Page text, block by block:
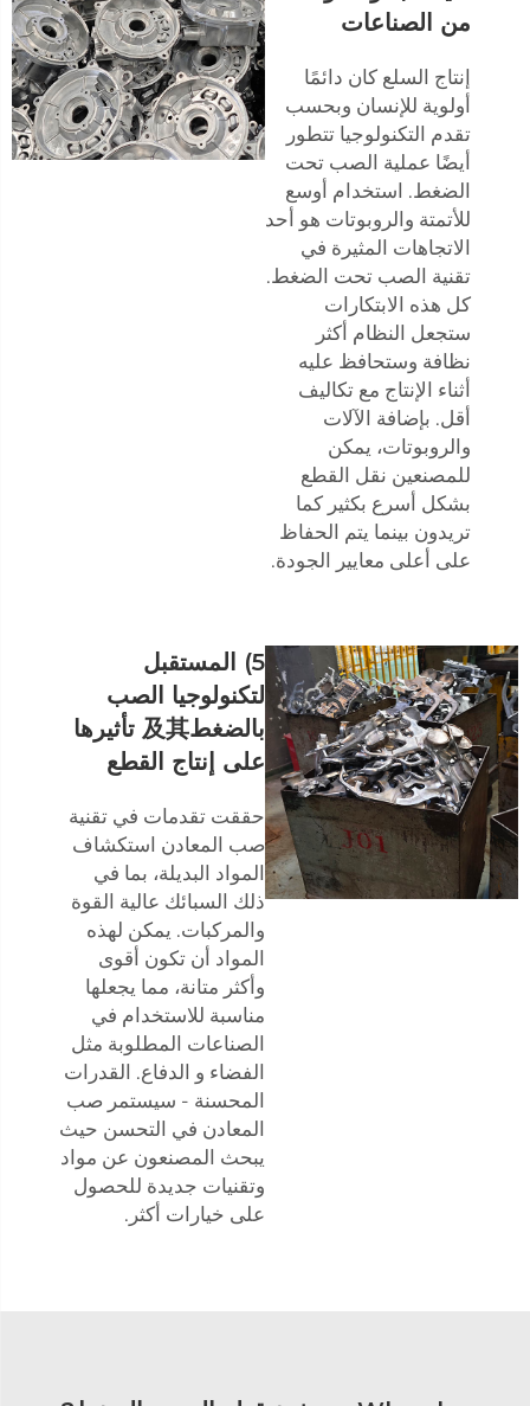
من الصناعات
إنتاج السلع كان دائمًا
أولوية للإنسان وبحسب
تقدم التكنولوجيا تتطور
أيضًا عملية الصب تحت
الضغط. استخدام أوسع
للأتمتة والروبوتات هو أحد
الاتجاهات المثيرة في
تقنية الصب تحت الضغط.
كل هذه الابتكارات
ستجعل النظام أكثر
نظافة وستحافظ عليه
أثناء الإنتاج مع تكاليف
أقل. بإضافة الآلات
والروبوتات، يمكن
للمصنعين نقل القطع
بشكل أسرع بكثير كما
تريدون بينما يتم الحفاظ
على أعلى معايير الجودة.
5) المستقبل
لتكنولوجيا الصب
بالضغط及其 تأثيرها
على إنتاج القطع
حققت تقدمات في تقنية
صب المعادن استكشاف
المواد البديلة، بما في
ذلك السبائك عالية القوة
والمركبات. يمكن لهذه
المواد أن تكون أقوى
وأكثر متانة، مما يجعلها
مناسبة للاستخدام في
الصناعات المطلوبة مثل
الفضاء و الدفاع. القدرات
المحسنة - سيستمر صب
المعادن في التحسن حيث
يبحث المصنعون عن مواد
وتقنيات جديدة للحصول
على خيارات أكثر.